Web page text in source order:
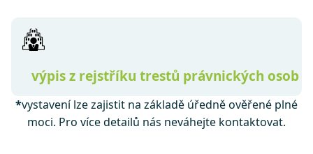
výpis z rejstříku trestů právnických osob
*vystavení lze zajistit na základě úředně ověřené plné
moci. Pro více detailů nás neváhejte kontaktovat.